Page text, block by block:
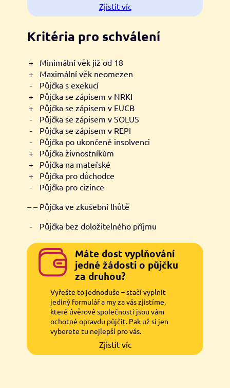
Zjistit víc
Kritéria pro schválení
+
Minimální věk již od 18
+
Maximální věk neomezen
-
Půjčka s exekucí
+
Půjčka se zápisem v NRKI
+
Půjčka se zápisem v EUCB
-
Půjčka se zápisem v SOLUS
-
Půjčka se zápisem v REPI
-
Půjčka po ukončené insolvenci
+
Půjčka živnostníkům
+
Půjčka na mateřské
+
Půjčka pro důchodce
-
Půjčka pro cizince
– – Půjčka ve zkušební lhůtě
-
Půjčka bez doložitelného příjmu
Máte dost vyplňování
jedné žádosti o půjčku
za druhou?
Vyřešte to jednoduše – stačí vyplnit
jediný formulář a my za vás zjistíme,
které úvěrové společnosti jsou vám
ochotné opravdu půjčit. Pak už si jen
vyberete tu nejlepší pro vás.
Zjistit víc